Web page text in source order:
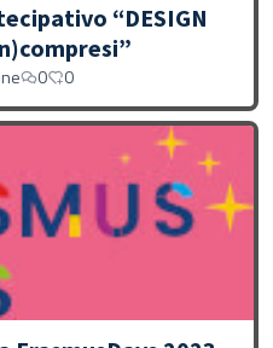
“DESIGN
0 0